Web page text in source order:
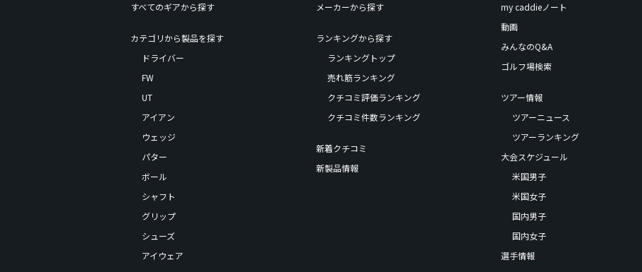
すべてのギアから探す
カテゴリから製品を探す
ドライバー
FW
UT
アイアン
ウェッジ
パター
ボール
シャフト
グリップ
シューズ
アイウェア
メーカーから探す
ランキングから探す
ランキングトップ
売れ筋ランキング
クチコミ評価ランキング
クチコミ件数ランキング
新着クチコミ
新製品情報
my caddieノート
動画
みんなのQ&A
ゴルフ場検索
ツアー情報
ツアーニュース
ツアーランキング
大会スケジュール
米国男子
米国女子
国内男子
国内女子
選手情報